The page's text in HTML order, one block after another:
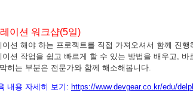
이션 워크샵(5일)
이션 해야 하는 프로젝트를 직접 가져오셔서 함께 진행
이션 작업을 쉽고 빠르게 할 수 있는 방법을 배우고,
히는 부분은 전문가와 함께 해소해봅니다.
내용 자세히 보기: https://www.devgear.co.kr/edu/